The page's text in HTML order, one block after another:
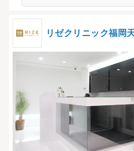
リゼクリニック福岡